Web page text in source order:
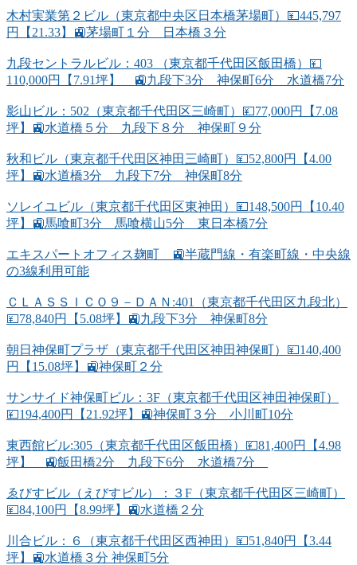
木村実業第２ビル（東京都中央区日本橋茅場町）💴445,797
円【21.33】🚉茅場町１分 日本橋３分
九段セントラルビル：403 （東京都千代田区飯田橋）💴
110,000円【7.91坪】 🚉九段下3分 神保町6分 水道橋7分
影山ビル：502（東京都千代田区三崎町）💴77,000円【7.08
坪】🚉水道橋５分 九段下８分 神保町９分
秋和ビル（東京都千代田区神田三崎町）💴52,800円【4.00
坪】🚉水道橋3分 九段下7分 神保町8分
ソレイユビル（東京都千代田区東神田）💴148,500円【10.40
坪】🚉馬喰町3分 馬喰横山5分 東日本橋7分
エキスパートオフィス麹町 🚉半蔵門線・有楽町線・中央線
の3線利用可能
ＣＬＡＳＳＩＣＯ９－ＤＡＮ:401（東京都千代田区九段北）
💴78,840円【5.08坪】🚉九段下3分 神保町8分
朝日神保町プラザ（東京都千代田区神田神保町）💴140,400
円【15.08坪】🚉神保町２分
サンサイド神保町ビル：3F（東京都千代田区神田神保町）
💴194,400円【21.92坪】🚉神保町３分 小川町10分
東西館ビル:305（東京都千代田区飯田橋）💴81,400円【4.98
坪】 🚉飯田橋2分 九段下6分 水道橋7分
ゑびすビル（えびすビル）：３F（東京都千代田区三崎町）
💴84,100円【8.99坪】🚉水道橋２分
川合ビル：６（東京都千代田区西神田）💴51,840円【3.44
坪】🚉水道橋３分 神保町5分